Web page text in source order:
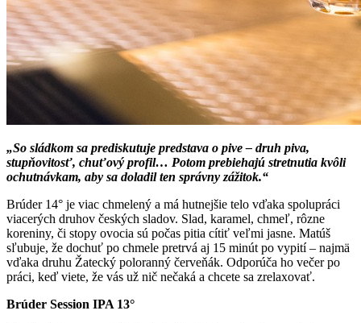
„So sládkom sa prediskutuje predstava o pive – druh piva,
stupňovitosť, chuťový profil… Potom prebiehajú stretnutia kvôli
ochutnávkam, aby sa doladil ten správny zážitok.“
Brúder 14° je viac chmelený a má hutnejšie telo vďaka spolupráci
viacerých druhov českých sladov. Slad, karamel, chmeľ, rôzne
koreniny, či stopy ovocia sú počas pitia cítiť veľmi jasne. Matúš
sľubuje, že dochuť po chmele pretrvá aj 15 minút po vypití – najmä
vďaka druhu Žatecký poloranný červeňák. Odporúča ho večer po
práci, keď viete, že vás už nič nečaká a chcete sa zrelaxovať.
Brúder Session IPA 13°